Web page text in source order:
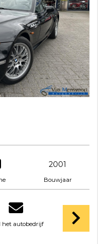
2001
Bouwjaar
het autobedrijf